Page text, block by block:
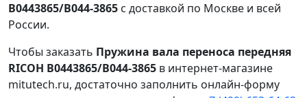
B0443865/B044-3865 с доставкой по Москве и всей
России.
Чтобы заказать Пружина вала переноса передняя
RICOH B0443865/B044-3865 в интернет-магазине
mitutech.ru, достаточно заполнить онлайн-форму